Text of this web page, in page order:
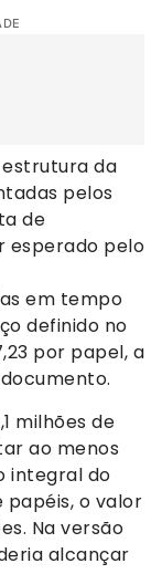
da
pelos
de
esperado pelo
em tempo
definido no
por papel, a
milhões de
ao menos
integral do
papéis, o valor
Na versão
alcançar